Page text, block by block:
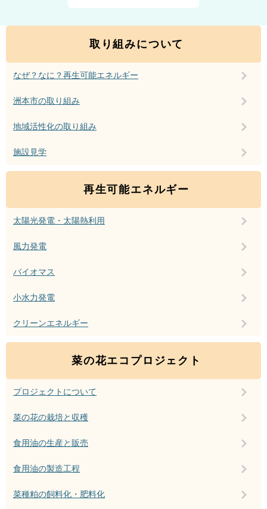
取り組みについて
なぜ？なに？再生可能エネルギー
洲本市の取り組み
地域活性化の取り組み
施設見学
再生可能エネルギー
太陽光発電・太陽熱利用
風力発電
バイオマス
小水力発電
クリーンエネルギー
菜の花エコプロジェクト
プロジェクトについて
菜の花の栽培と収穫
食用油の生産と販売
食用油の製造工程
菜種粕の飼料化・肥料化